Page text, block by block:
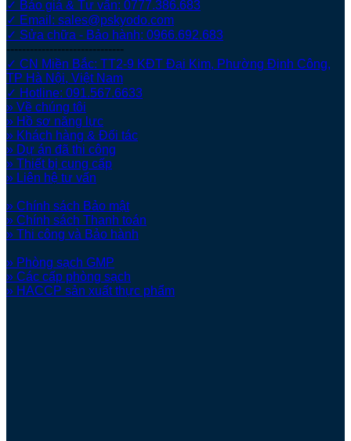
✓ Báo giá & Tư vấn: 0777.386.683
✓ Email: sales@pskyodo.com
✓ Sửa chữa - Bảo hành: 0966.692.683
------------------------------
✓ CN Miền Bắc: TT2-9 KĐT Đại Kim, Phường Định Công,
TP Hà Nội, Việt Nam
✓ Hotline: 091.567.6633
» Về chúng tôi
» Hồ sơ năng lực
» Khách hàng & Đối tác
» Dự án đã thi công
» Thiết bị cung cấp
» Liên hệ tư vấn
» Chính sách Bảo mật
» Chính sách Thanh toán
» Thi công và Bảo hành
» Phòng sạch GMP
» Các cấp phòng sạch
» HACCP sản xuất thực phẩm